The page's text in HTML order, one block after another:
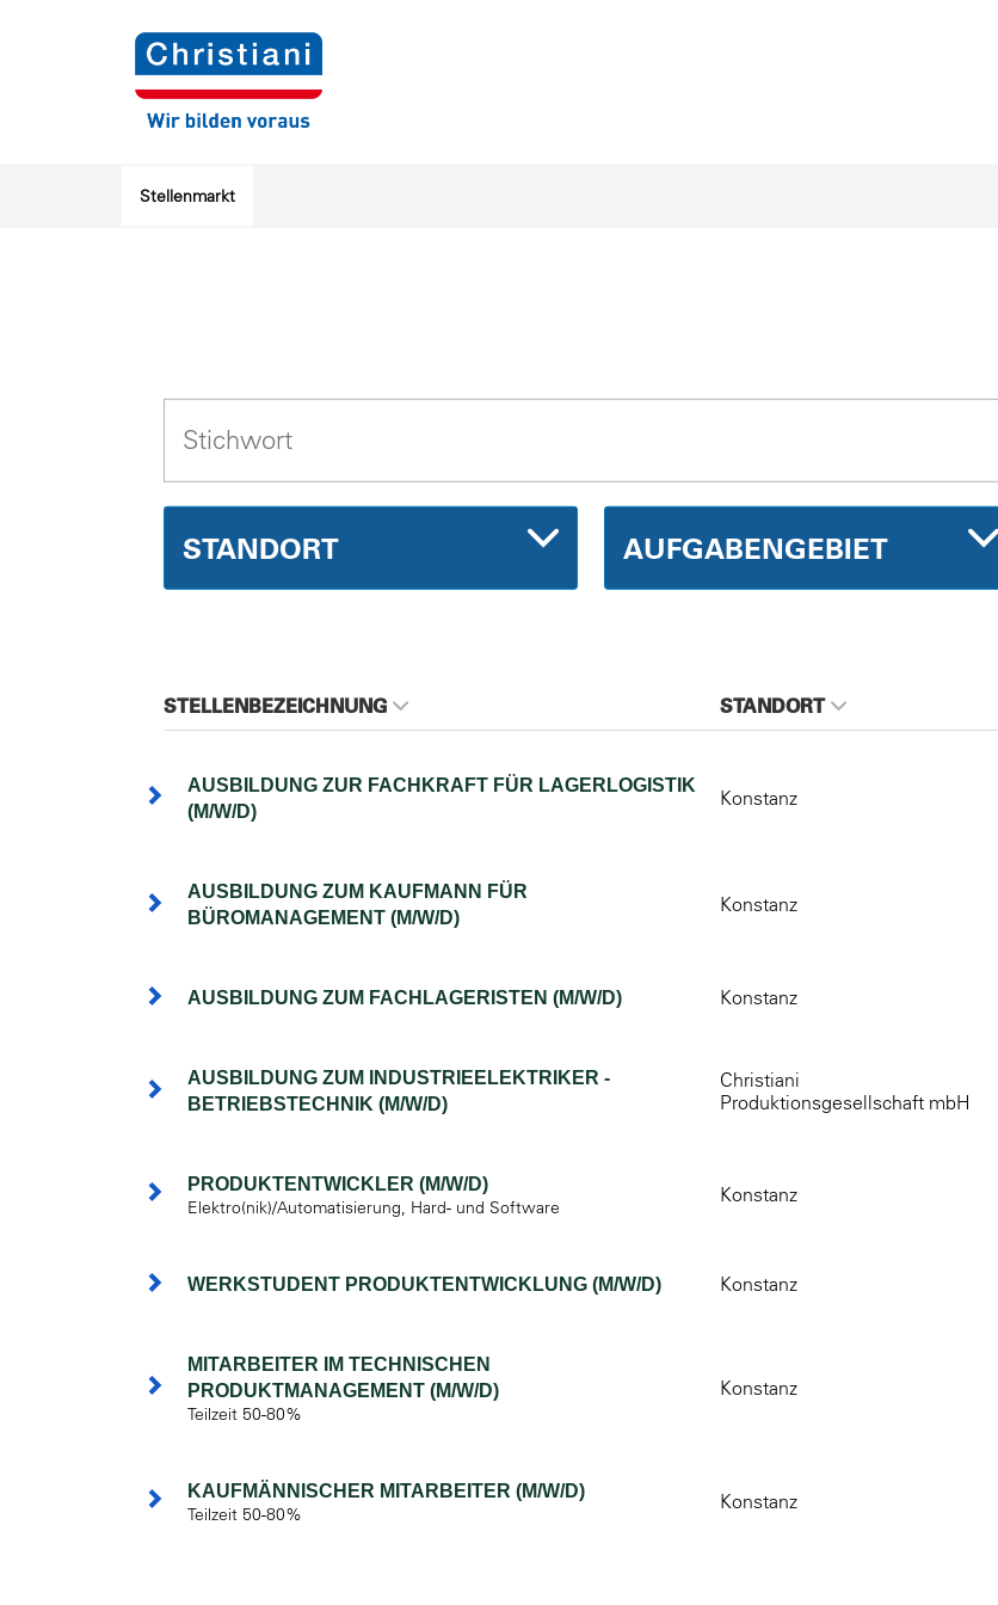
Stellenmarkt
STANDORT AUFGABENGEBIET
STELLENBEZEICHNUNG STANDORT
AUSBILDUNG ZUR FACHKRAFT FÜR LAGERLOGISTIK
(M/W/D)
Konstanz
AUSBILDUNG ZUM KAUFMANN FÜR
BÜROMANAGEMENT (M/W/D)
Konstanz
AUSBILDUNG ZUM FACHLAGERISTEN (M/W/D) Konstanz
AUSBILDUNG ZUM INDUSTRIEELEKTRIKER -
BETRIEBSTECHNIK (M/W/D)
Christiani
Produktionsgesellschaft mbH
PRODUKTENTWICKLER (M/W/D)
Elektro(nik)/Automatisierung, Hard- und Software
Konstanz
WERKSTUDENT PRODUKTENTWICKLUNG (M/W/D) Konstanz
MITARBEITER IM TECHNISCHEN
PRODUKTMANAGEMENT (M/W/D)
Teilzeit 50-80%
Konstanz
KAUFMÄNNISCHER MITARBEITER (M/W/D)
Teilzeit 50-80%
Konstanz